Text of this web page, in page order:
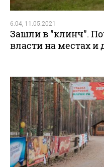
6:04, 11.05.2021
Зашли в "клинч".
власти на местах и